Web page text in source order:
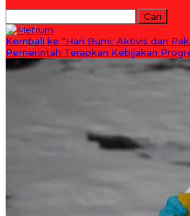
Artikel
Kategori
Tag
Kembali ke "Hari Bumi: Aktivis dan
Pemerintah Terapkan Kebijakan